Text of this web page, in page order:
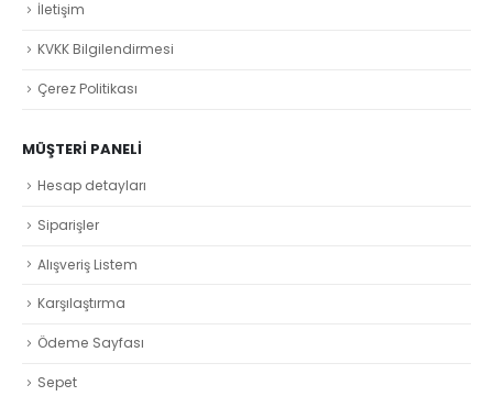
İletişim
KVKK Bilgilendirmesi
Çerez Politikası
MÜŞTERI PANELI
Hesap detayları
Siparişler
Alışveriş Listem
Karşılaştırma
Ödeme Sayfası
Sepet